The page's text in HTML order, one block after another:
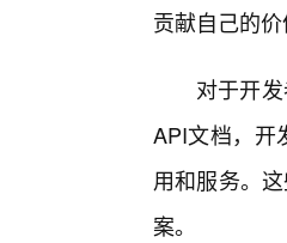
贡献自己的价
对于开
API文档，开
用和服务。
案。